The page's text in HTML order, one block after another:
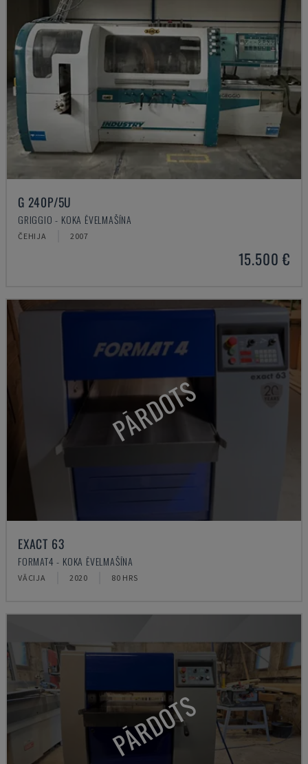
G 240P/5U
GRIGGIO - KOKA ĒVELMAŠĪNA
ČEHIJA 2007
15.500 €
PĀRDOTS
EXACT 63
FORMAT4 - KOKA ĒVELMAŠĪNA
VĀCIJA 2020 80 HRS
PĀRDOTS